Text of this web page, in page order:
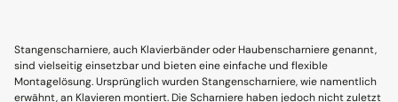
Stangenscharniere, auch Klavierbänder oder Haubenscharniere genannt,
sind vielseitig einsetzbar und bieten eine einfache und flexible
Montagelösung. Ursprünglich wurden Stangenscharniere, wie namentlich
erwähnt, an Klavieren montiert. Die Scharniere haben jedoch nicht zuletzt